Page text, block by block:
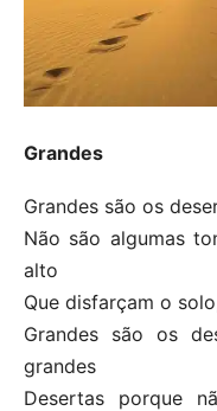
Grandes
Grandes são os
Não são algumas
alto
Que disfarçam o
Grandes são os
grandes
Desertas porque